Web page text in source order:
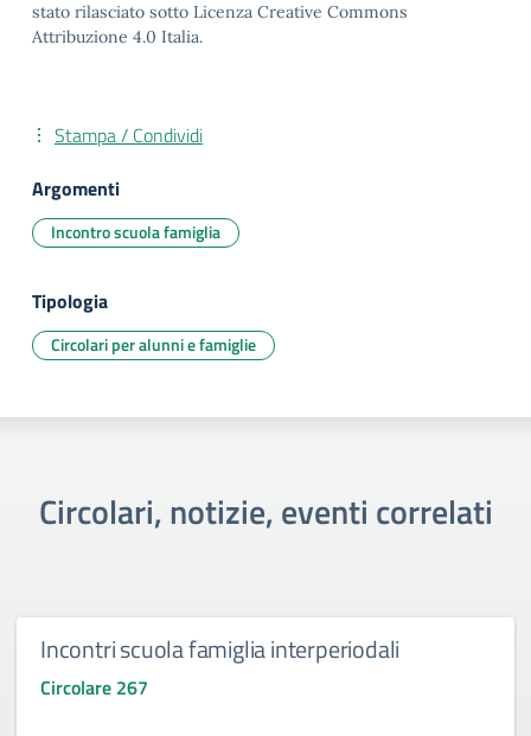
stato rilasciato sotto Licenza Creative Commons
Attribuzione 4.0 Italia.
Stampa / Condividi
Argomenti
Incontro scuola famiglia
Tipologia
Circolari per alunni e famiglie
Circolari, notizie, eventi correlati
Incontri scuola famiglia interperiodali
Circolare 267